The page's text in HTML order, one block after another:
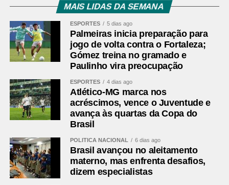
cabeça e evitou o segundo gol tricolor.
Na reta final, os dois goleiros voltaram a trabalhar. Aos 25
minutos, Barrera passou pela marcação e finalizou com
força da entrada da área, obrigando Fábio a fazer uma
grande defesa. Na sequência, Matheus Martins chutou
do Fluminense apareceu novamente.
São Paulo perde de virada para o Grêmio e chega ao
oitavo jogo sem vencer no Brasileirão
Leia mais:
Flamengo segue
preparação para encarar o
Fluminense pela Copa do Brasil
MAIS LIDAS DA SEMANA
ESPORTES 5 dias ago
Palmeiras inicia preparação para
jogo de volta contra o Fortaleza;
Gómez treina no gramado e
Paulinho vira preocupação
ESPORTES 4 dias ago
Atlético-MG marca nos
acréscimos, vence o Juventude e
avança às quartas da Copa do
Brasil
POLÍTICA NACIONAL 6 dias ago
Brasil avançou no aleitamento
materno, mas enfrenta desafios,
dizem especialistas